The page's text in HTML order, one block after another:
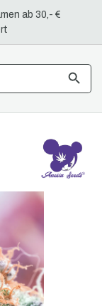
ab 30,- €